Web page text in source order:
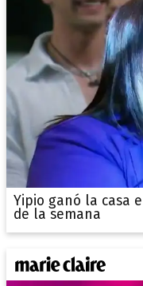
Yipio ganó la casa
de la semana